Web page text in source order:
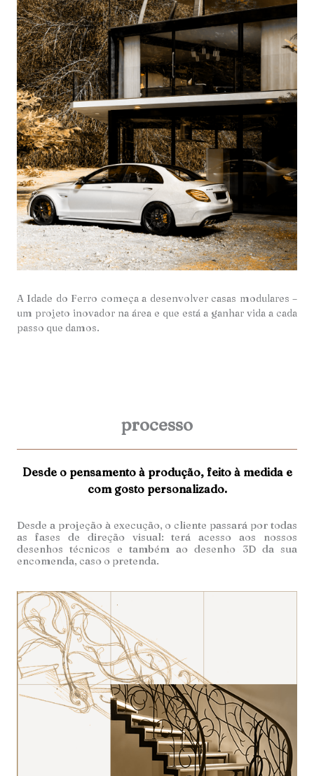
A Idade do Ferro começa a desenvolver casas modulares –
um projeto inovador na área e que está a ganhar vida a cada
passo que damos.
processo
Desde o pensamento à produção, feito à medida e
com gosto personalizado.
Desde a projeção à execução, o cliente passará por todas
as fases de direção visual: terá acesso aos nossos
desenhos técnicos e também ao desenho 3D da sua
encomenda, caso o pretenda.